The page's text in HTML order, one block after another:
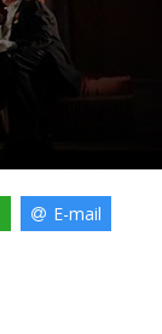
E-mail